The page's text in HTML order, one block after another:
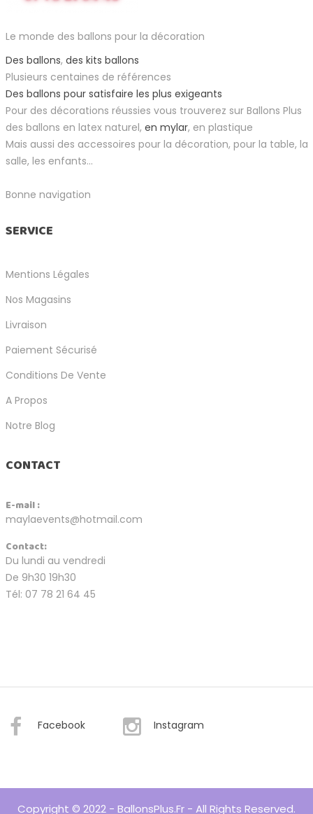
Le monde des ballons pour la décoration
Des ballons, des kits ballons
Plusieurs centaines de références
Des ballons pour satisfaire les plus exigeants
Pour des décorations réussies vous trouverez sur Ballons Plus
des ballons en latex naturel, en mylar, en plastique
Mais aussi des accessoires pour la décoration, pour la table, la
salle, les enfants...
Bonne navigation
SERVICE
Mentions Légales
Nos Magasins
Livraison
Paiement Sécurisé
Conditions De Vente
A Propos
Notre Blog
CONTACT
E-mail :
maylaevents@hotmail.com
Contact:
Du lundi au vendredi
De 9h30 19h30
Tél: 07 78 21 64 45
Facebook Instagram
Copyright © 2022 - BallonsPlus.fr - All Rights Reserved.